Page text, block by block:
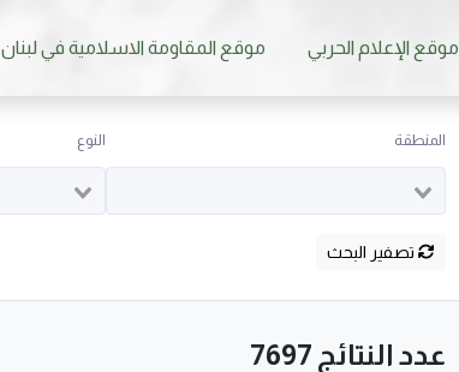
موقع الإعلام الحربي موقع المقاومة الاسلامية في لبنان
المنطقة النوع
تصفير البحث
عدد النتائج 7697